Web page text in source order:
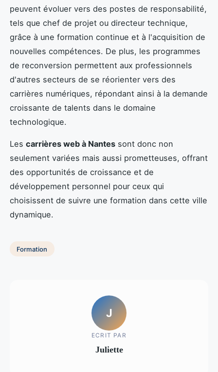
peuvent évoluer vers des postes de responsabilité,
tels que chef de projet ou directeur technique,
grâce à une formation continue et à l'acquisition de
nouvelles compétences. De plus, les programmes
de reconversion permettent aux professionnels
d'autres secteurs de se réorienter vers des
carrières numériques, répondant ainsi à la demande
croissante de talents dans le domaine
technologique.
Les carrières web à Nantes sont donc non
seulement variées mais aussi prometteuses, offrant
des opportunités de croissance et de
développement personnel pour ceux qui
choisissent de suivre une formation dans cette ville
dynamique.
Formation
J
ECRIT PAR
Juliette